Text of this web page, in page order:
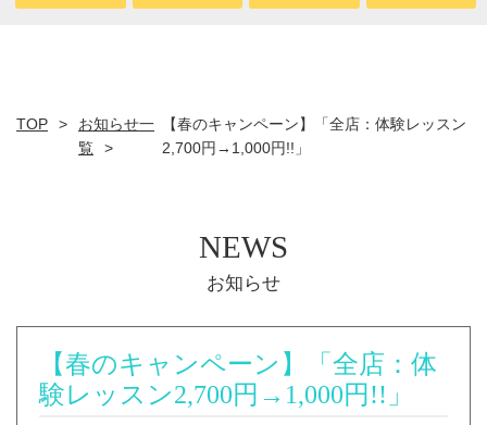
TOP
お知らせ一
覧
【春のキャンペーン】「全店：体験レッスン
2,700円→1,000円!!」
お知らせ
NEWS
【春のキャンペーン】「全店：体
験レッスン2,700円→1,000円!!」